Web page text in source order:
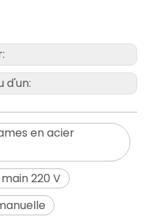
d'un:
en acier
220 V